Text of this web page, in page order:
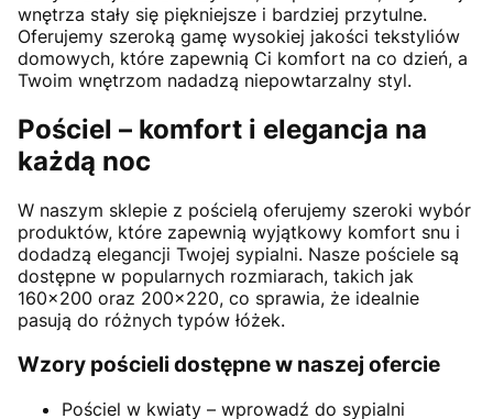
wnętrza stały się piękniejsze i bardziej przytulne.
Oferujemy szeroką gamę wysokiej jakości tekstyliów
domowych, które zapewnią Ci komfort na co dzień, a
Twoim wnętrzom nadadzą niepowtarzalny styl.
Pościel – komfort i elegancja na
każdą noc
W naszym sklepie z pościelą oferujemy szeroki wybór
produktów, które zapewnią wyjątkowy komfort snu i
dodadzą elegancji Twojej sypialni. Nasze pościele są
dostępne w popularnych rozmiarach, takich jak
160x200 oraz 200x220, co sprawia, że idealnie
pasują do różnych typów łóżek.
Wzory pościeli dostępne w naszej ofercie
Pościel w kwiaty – wprowadź do sypialni